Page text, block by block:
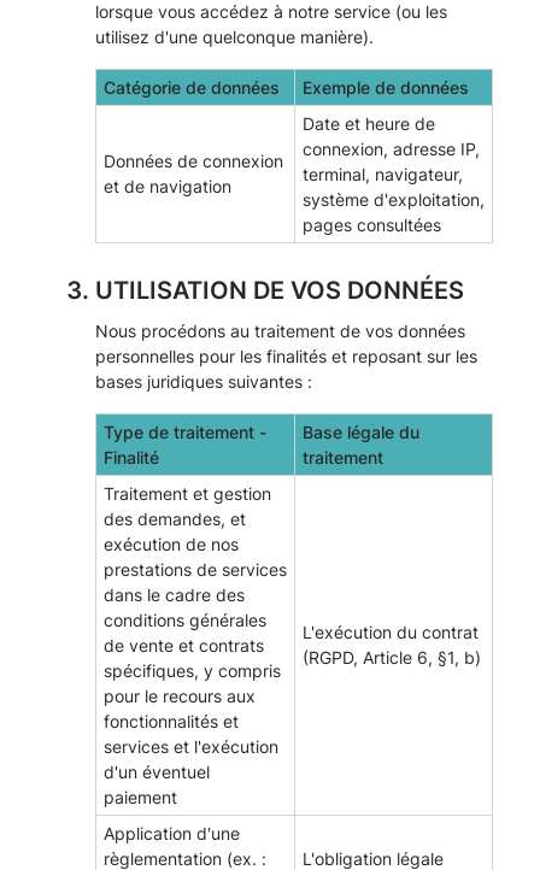
lorsque vous accédez à notre service (ou les
utilisez d'une quelconque manière).
Catégorie de données Exemple de données
Données de connexion
et de navigation
Date et heure de
connexion, adresse IP,
terminal, navigateur,
système d'exploitation,
pages consultées
UTILISATION DE VOS DONNÉES
Nous procédons au traitement de vos données
personnelles pour les finalités et reposant sur les
bases juridiques suivantes :
Type de traitement -
Finalité
Base légale du
traitement
Traitement et gestion
des demandes, et
exécution de nos
prestations de services
dans le cadre des
conditions générales
de vente et contrats
spécifiques, y compris
pour le recours aux
fonctionnalités et
services et l'exécution
d'un éventuel
paiement
L'exécution du contrat
(RGPD, Article 6, §1, b)
Application d'une
règlementation (ex. :
L'obligation légale